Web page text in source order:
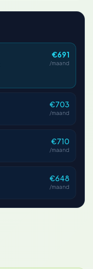
€691
/maand
€703
/maand
€710
/maand
€648
/maand